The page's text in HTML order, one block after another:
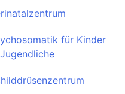
für Kinder